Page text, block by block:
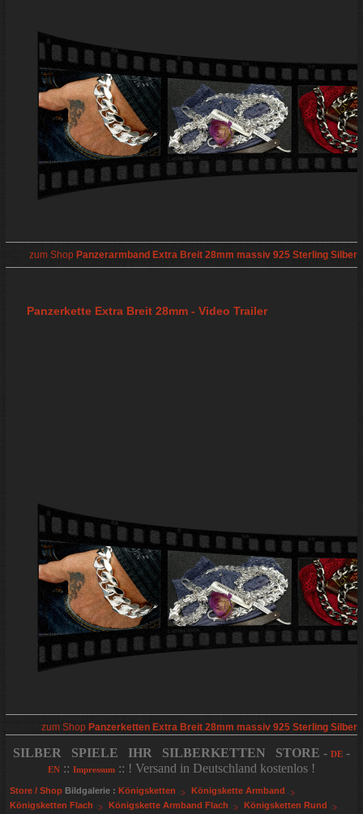
zum Shop Panzerarmband Extra Breit 28mm massiv 925 Sterling Silber
Panzerkette Extra Breit 28mm - Video Trailer
zum Shop Panzerketten Extra Breit 28mm massiv 925 Sterling Silber
SILBER SPIELE IHR SILBERKETTEN STORE - DE -
EN :: Impressum :: ! Versand in Deutschland kostenlos !
Store / Shop Bildgalerie : Königsketten
Königskette Armband
Königsketten Flach
Königskette Armband Flach
Königsketten Rund